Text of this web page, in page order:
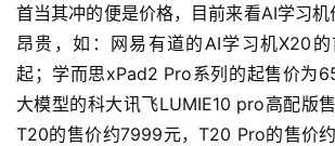
首当其冲的便是价格，目前来看AI学习
昂贵，如：网易有道的AI学习机X20
起；学而思xPad2 Pro系列的起售价为
大模型的科大讯飞LUMIE10 pro高配版
T20的售价约7999元，T20 Pro的售价